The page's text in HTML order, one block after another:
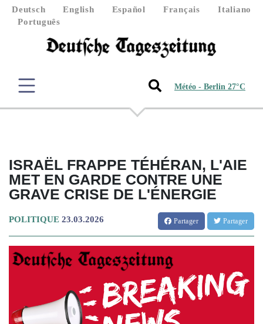
Deutsch English Español Français
Italiano
Português
Météo - Berlin 27°C
ISRAËL FRAPPE TÉHÉRAN, L'AIE
MET EN GARDE CONTRE UNE
GRAVE CRISE DE L'ÉNERGIE
POLITIQUE 23.03.2026 Partager Partager